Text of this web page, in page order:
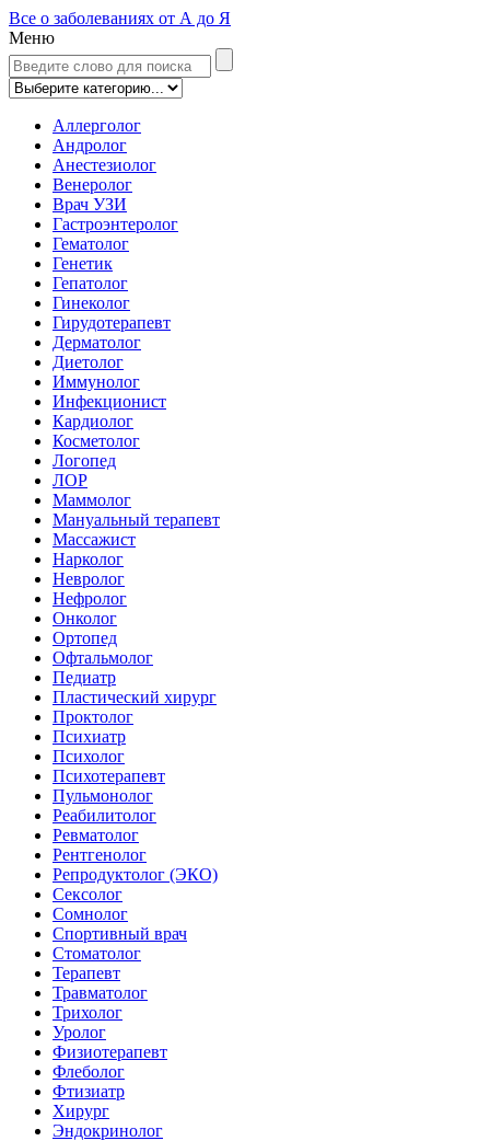
Все о заболеваниях от А до Я
Меню
Аллерголог
Андролог
Анестезиолог
Венеролог
Врач УЗИ
Гастроэнтеролог
Гематолог
Генетик
Гепатолог
Гинеколог
Гирудотерапевт
Дерматолог
Диетолог
Иммунолог
Инфекционист
Кардиолог
Косметолог
Логопед
ЛОР
Маммолог
Мануальный терапевт
Массажист
Нарколог
Невролог
Нефролог
Онколог
Ортопед
Офтальмолог
Педиатр
Пластический хирург
Проктолог
Психиатр
Психолог
Психотерапевт
Пульмонолог
Реабилитолог
Ревматолог
Рентгенолог
Репродуктолог (ЭКО)
Сексолог
Сомнолог
Спортивный врач
Стоматолог
Терапевт
Травматолог
Трихолог
Уролог
Физиотерапевт
Флеболог
Фтизиатр
Хирург
Эндокринолог